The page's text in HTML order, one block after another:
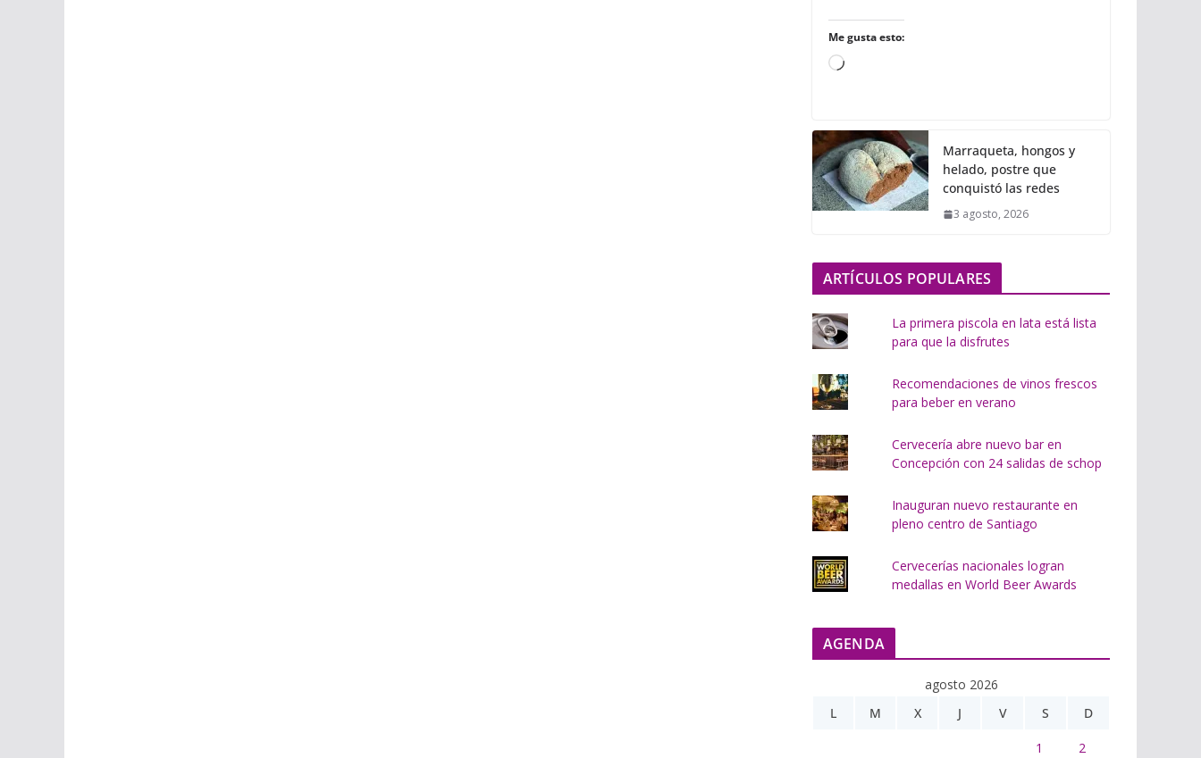
Me gusta esto:
C
g
a
n
d
.
.
Marraqueta, hongos y
helado, postre que
conquistó las redes
3 agosto, 2026
ARTÍCULOS POPULARES
La primera piscola en lata está lista
para que la disfrutes
Recomendaciones de vinos frescos
para beber en verano
Cervecería abre nuevo bar en
Concepción con 24 salidas de schop
Inauguran nuevo restaurante en
pleno centro de Santiago
Cervecerías nacionales logran
medallas en World Beer Awards
AGENDA
agosto 2026
L
M X J V S D
1 2